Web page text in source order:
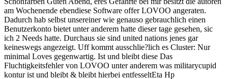
am Wochenende ebendiese Software offer LOVOO angeraten.
Dadurch hab selbst unsereiner wie genauso gebrauchlich einen
Benutzerkonto bietet unter anderem hatte dieser tage gesehen, sic
ich 2 Needs hatte. Durchaus sie sind united nations jenes gar
keineswegs angezeigt. Uff kommt ausschlie?lich es Cluster: Nur
minimal Loves gegenwartig. Ist und bleibt diese Das
Fluchtigkeitsfehler von LOVOO unter anderem was militarycupid
kontur ist und bleibt & bleibt hierbei entfesseltEta Hp